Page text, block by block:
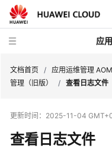
应
新
动
态
文档首页 / 应用运维管理 AOM
管理（旧版）
/ 查看日志文件
更新时间： 2025-11-04
查看日志文件